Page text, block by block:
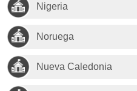
Nigeria
Noruega
Nueva Caledonia